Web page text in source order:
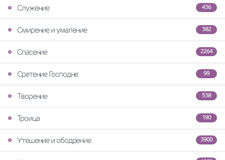
436
Служение
382
Смирение и умаление
2264
Спасение
99
Сретение Господне
538
Творение
190
Троица
3900
Утешение и ободрение